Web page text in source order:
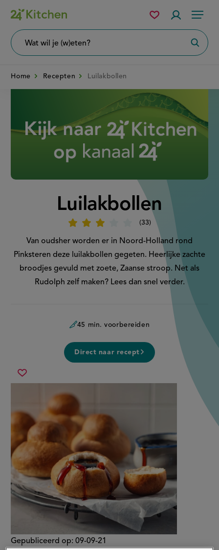
Overslaan
en
naar
Menu
wil
Mijn
bewaarde
Home Recepten Luilakbollen
Luilakbollen
33
'Luilakbollen'
Van oudsher worden er in Noord-Holland rond
Pinksteren deze luilakbollen gegeten. Heerlijke zachte
broodjes gevuld met zoete, Zaanse stroop. Net als
Rudolph zelf maken? Lees dan snel verder.
45 min. voorbereiden
Direct naar recept
Sla
luilakbollen
Gepubliceerd op: 09-09-21